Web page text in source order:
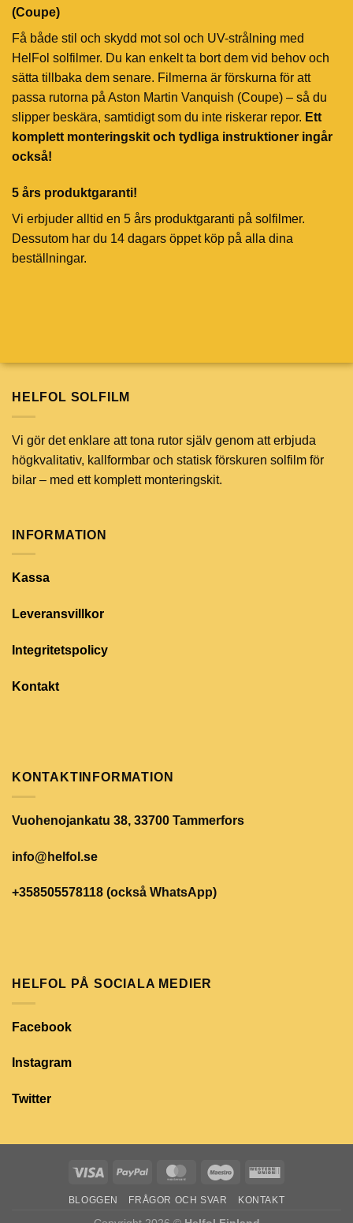
(Coupe)
Få både stil och skydd mot sol och UV-strålning med
HelFol solfilmer. Du kan enkelt ta bort dem vid behov och
sätta tillbaka dem senare. Filmerna är förskurna för att
passa rutorna på Aston Martin Vanquish (Coupe) – så du
slipper beskära, samtidigt som du inte riskerar repor. Ett
komplett monteringskit och tydliga instruktioner ingår
också!
5 års produktgaranti!
Vi erbjuder alltid en 5 års produktgaranti på solfilmer.
Dessutom har du 14 dagars öppet köp på alla dina
beställningar.
HELFOL SOLFILM
Vi gör det enklare att tona rutor själv genom att erbjuda
högkvalitativ, kallformbar och statisk förskuren solfilm för
bilar – med ett komplett monteringskit.
INFORMATION
Kassa
Leveransvillkor
Integritetspolicy
Kontakt
KONTAKTINFORMATION
Vuohenojankatu 38, 33700 Tammerfors
info@helfol.se
+358505578118 (också WhatsApp)
HELFOL PÅ SOCIALA MEDIER
Facebook
Instagram
Twitter
BLOGGEN FRÅGOR OCH SVAR KONTAKT